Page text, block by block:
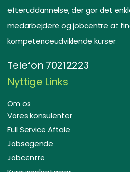
efteruddannelse, der gør det
medarbejdere og jobcentre at
kompetenceudviklende kurser.
Telefon 70212223
Nyttige Links
Om os
Vores konsulenter
Full Service Aftale
Jobsøgende
Jobcentre